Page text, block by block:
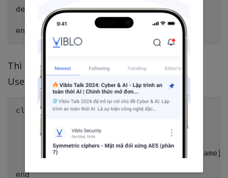
def full_name
  "#{first_name} #{last_name}"
Thì chúng ta nên chuyển chúng vào
UserDecorator.
class UserDecorator < Draper::Decorator
  delegate_all
  def full_name
    "#{object.first_name} #{object.last_name}"